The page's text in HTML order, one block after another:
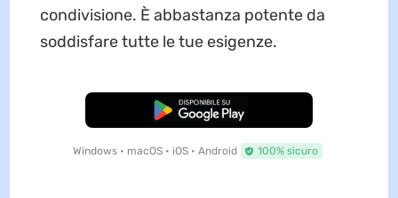
condivisione. È abbastanza potente da
soddisfare tutte le tue esigenze.
Download Gratis
Windows • macOS • iOS • Android 100% sicuro